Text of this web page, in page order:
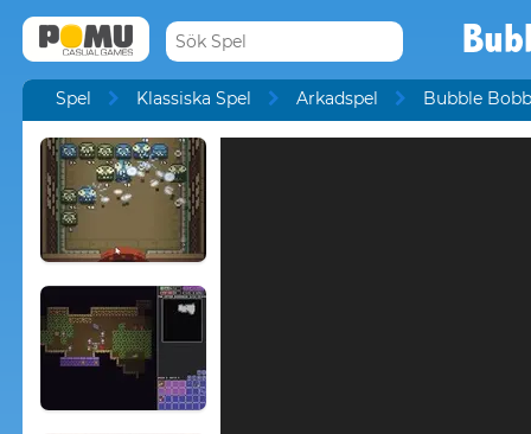
Spel Klassiska Spel Arkadspel Bubble